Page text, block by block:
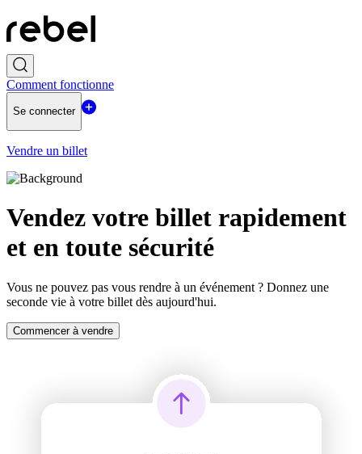
Comment fonctionne
Se connecter
Vendre un billet
Vendez votre billet rapidement
et en toute sécurité
Vous ne pouvez pas vous rendre à un événement ? Donnez une
seconde vie à votre billet dès aujourd'hui.
Commencer à vendre